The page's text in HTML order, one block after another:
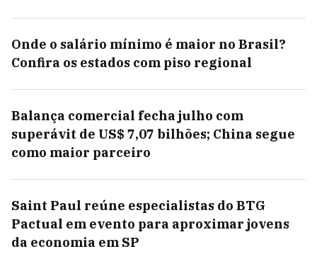
Onde o salário mínimo é maior no Brasil?
Confira os estados com piso regional
Balança comercial fecha julho com
superávit de US$ 7,07 bilhões; China segue
como maior parceiro
Saint Paul reúne especialistas do BTG
Pactual em evento para aproximar jovens
da economia em SP